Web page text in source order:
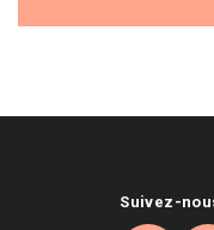
Suivez-